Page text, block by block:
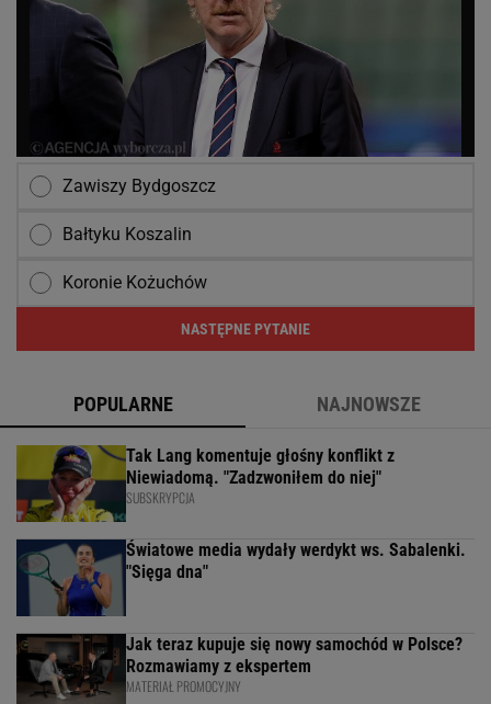
Zawiszy Bydgoszcz
Bałtyku Koszalin
Koronie Kożuchów
NASTĘPNE PYTANIE
POPULARNE NAJNOWSZE
Tak Lang komentuje głośny konflikt z
Niewiadomą. "Zadzwoniłem do niej"
SUBSKRYPCJA
Światowe media wydały werdykt ws. Sabalenki.
"Sięga dna"
Jak teraz kupuje się nowy samochód w Polsce?
Rozmawiamy z ekspertem
MATERIAŁ PROMOCYJNY